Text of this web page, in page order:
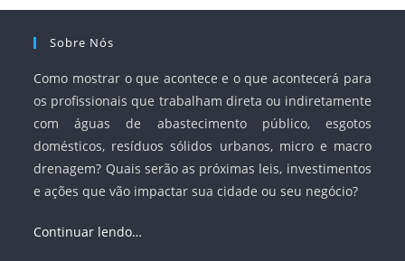
Sobre Nós
Como mostrar o que acontece e o que acontecerá para
os profissionais que trabalham direta ou indiretamente
com águas de abastecimento público, esgotos
domésticos, resíduos sólidos urbanos, micro e macro
drenagem? Quais serão as próximas leis, investimentos
e ações que vão impactar sua cidade ou seu negócio?
Continuar lendo…